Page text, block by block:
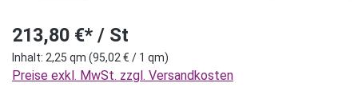
213,80 €* / St
Inhalt: 2,25 qm (95,02 € / 1 qm)
Preise exkl. MwSt. zzgl. Versandkosten